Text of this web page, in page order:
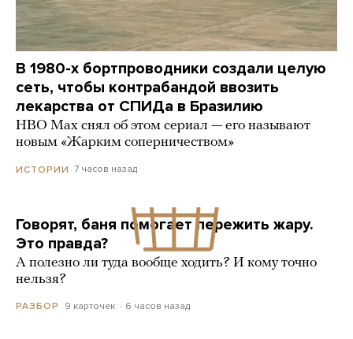
В 1980-х бортпроводники создали целую
сеть, чтобы контрабандой ввозить
лекарства от СПИДа в Бразилию
HBO Max снял об этом сериал — его называют
новым «Жарким соперничеством»
ИСТОРИИ 7 часов назад
Говорят, баня помогает пережить жару.
Это правда?
А полезно ли туда вообще ходить? И кому точно
нельзя?
РАЗБОР 9 карточек 6 часов назад